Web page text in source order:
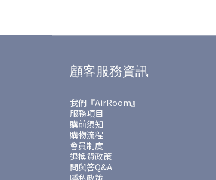
顧客服務資訊
我們『AirRoom』
服務項目
購前須知
購物流程
會員制度
退換貨政策
問與答Q&A
隱私政策